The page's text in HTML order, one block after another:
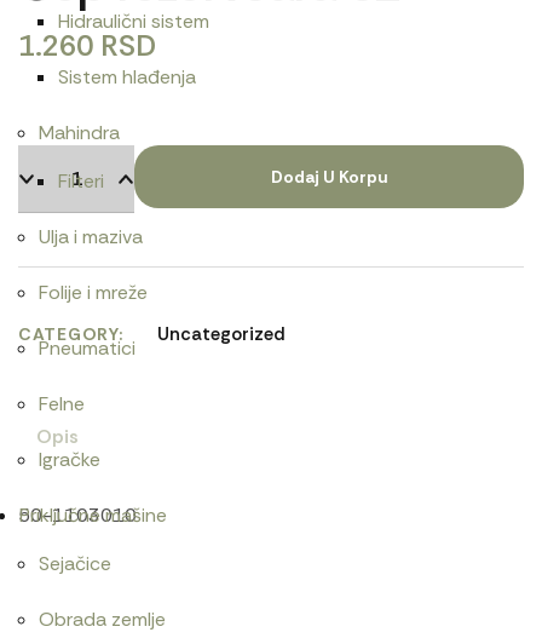
Hidraulični sistem
Sistem hlađenja
Mahindra
Filteri
Ulja i maziva
Folije i mreže
Pneumatici
Felne
Igračke
Priključne mašine
Sejačice
Obrada zemlje
1.260 RSD
Dodaj U Korpu
CATEGORY Uncategorized
Opis
50-1103010